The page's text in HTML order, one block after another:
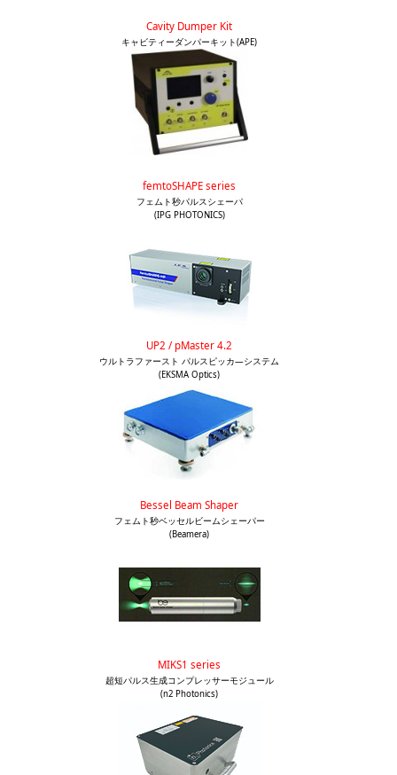
Cavity Dumper Kit
キャビティーダンパーキット(APE)
femtoSHAPE series
フェムト秒パルスシェーパ
(IPG PHOTONICS)
UP2 / pMaster 4.2
ウルトラファースト パルスピッカ―システム
(EKSMA Optics)
Bessel Beam Shaper
フェムト秒ベッセルビームシェーパー
(Beamera)
MIKS1 series
超短パルス生成コンプレッサーモジュール
(n2 Photonics)